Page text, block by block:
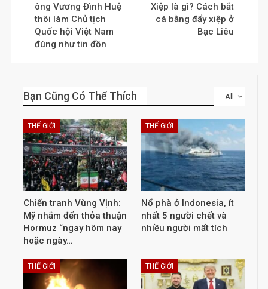
ông Vương Đình Huệ
thôi làm Chủ tịch
Quốc hội Việt Nam
đúng như tin đồn
Xiệp là gì? Cách bắt
cá bằng đẩy xiệp ở
Bạc Liêu
All
Bạn Cũng Có Thể Thích
THẾ GIỚI
Chiến tranh Vùng Vịnh:
Mỹ nhắm đến thỏa thuận
Hormuz “ngay hôm nay
hoặc ngày…
THẾ GIỚI
Nổ phà ở Indonesia, ít
nhất 5 người chết và
nhiều người mất tích
THẾ GIỚI THẾ GIỚI